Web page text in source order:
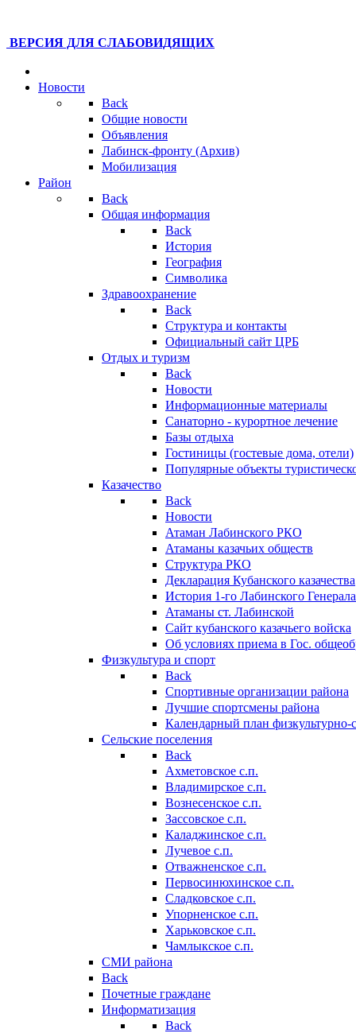
ВЕРСИЯ ДЛЯ СЛАБОВИДЯЩИХ
Новости
Back
Общие новости
Объявления
Лабинск-фронту (Архив)
Мобилизация
Район
Back
Общая информация
Back
История
География
Символика
Здравоохранение
Back
Структура и контакты
Официальный сайт ЦРБ
Отдых и туризм
Back
Новости
Информационные материалы
Санаторно - курортное лечение
Базы отдыха
Гостиницы (гостевые дома, отели)
Популярные объекты
Казачество
Back
Новости
Атаман Лабинского РКО
Атаманы казачьих обществ
Структура РКО
Декларация Кубанского казачества
История 1-го Лабинского
Атаманы ст. Лабинской
Cайт кубанского казачьего войска
Об условиях приема в Гос.
Физкультура и спорт
Back
Спортивные организации района
Лучшие спортсмены района
Календарный план
Сельские поселения
Back
Ахметовское с.п.
Владимирское с.п.
Вознесенское с.п.
Зассовское с.п.
Каладжинское с.п.
Лучевое с.п.
Отважненское с.п.
Первосинюхинское с.п.
Сладковское с.п.
Упорненское с.п.
Харьковское с.п.
Чамлыкское с.п.
СМИ района
Back
Почетные граждане
Информатизация
Back